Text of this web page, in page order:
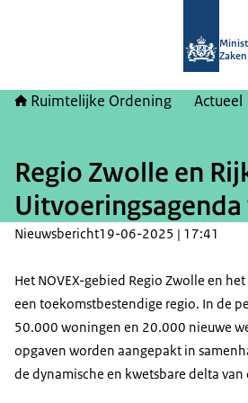
Ruimtelijke Ordening Actueel
Regio Zwolle en
Uitvoeringsagenda
Nieuwsbericht19-06-2025 | 17:41
Het NOVEX-gebied Regio Zwolle en
een toekomstbestendige regio. In de
50.000 woningen en 20.000 nieuwe
opgaven worden aangepakt in
de dynamische en kwetsbare delta van